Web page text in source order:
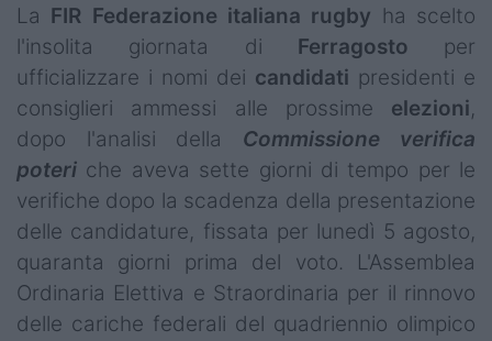
World Rugby
Rugby World Cup
Super Rugby
Rugby in TV
Mercato
Serie A Elite
Campionati
La FIR Federazione italiana rugby ha scelto
l'insolita giornata di Ferragosto per
ufficializzare i nomi dei candidati presidenti e
consiglieri ammessi alle prossime elezioni,
dopo l'analisi della Commissione verifica
poteri che aveva sette giorni di tempo per le
verifiche dopo la scadenza della presentazione
delle candidature, fissata per lunedì 5 agosto,
quaranta giorni prima del voto. L'Assemblea
Ordinaria Elettiva e Straordinaria per il rinnovo
delle cariche federali del quadriennio olimpico